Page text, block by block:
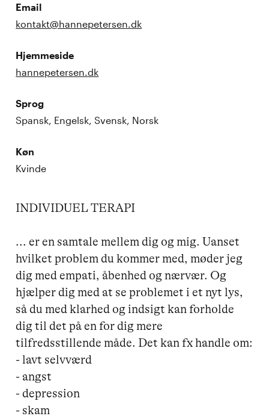
Email
kontakt@hannepetersen.dk
Hjemmeside
hannepetersen.dk
Sprog
Spansk, Engelsk, Svensk, Norsk
Køn
Kvinde
INDIVIDUEL TERAPI
... er en samtale mellem dig og mig. Uanset
hvilket problem du kommer med, møder jeg
dig med empati, åbenhed og nærvær. Og
hjælper dig med at se problemet i et nyt lys,
så du med klarhed og indsigt kan forholde
dig til det på en for dig mere
tilfredsstillende måde. Det kan fx handle om:
- lavt selvværd
- angst
- depression
- skam